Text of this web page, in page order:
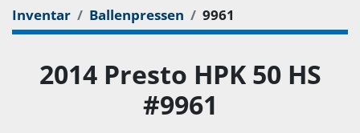
Inventar Ballenpressen 9961
2014 Presto HPK 50 HS
#9961